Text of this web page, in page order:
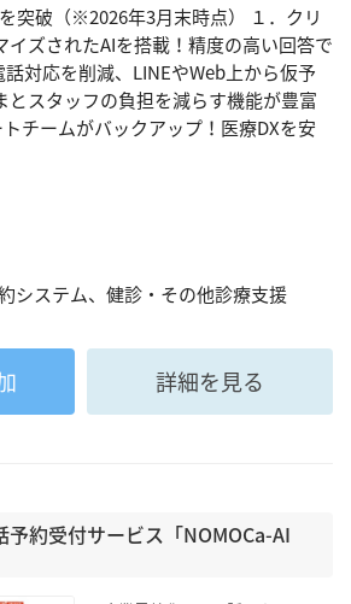
突破（※2026年3月末時点） １．クリ
イズされたAIを搭載！精度の高い回答で
対応を削減、LINEやWeb上から仮予
とスタッフの負担を減らす機能が豊富
チームがバックアップ！医療DXを安
システム、健診・その他診療支援
詳細を見る
約受付サービス「NOMOCa-AI